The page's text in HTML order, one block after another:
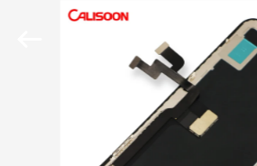
СТРАНИЦА